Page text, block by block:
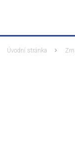
Úvodní stránka